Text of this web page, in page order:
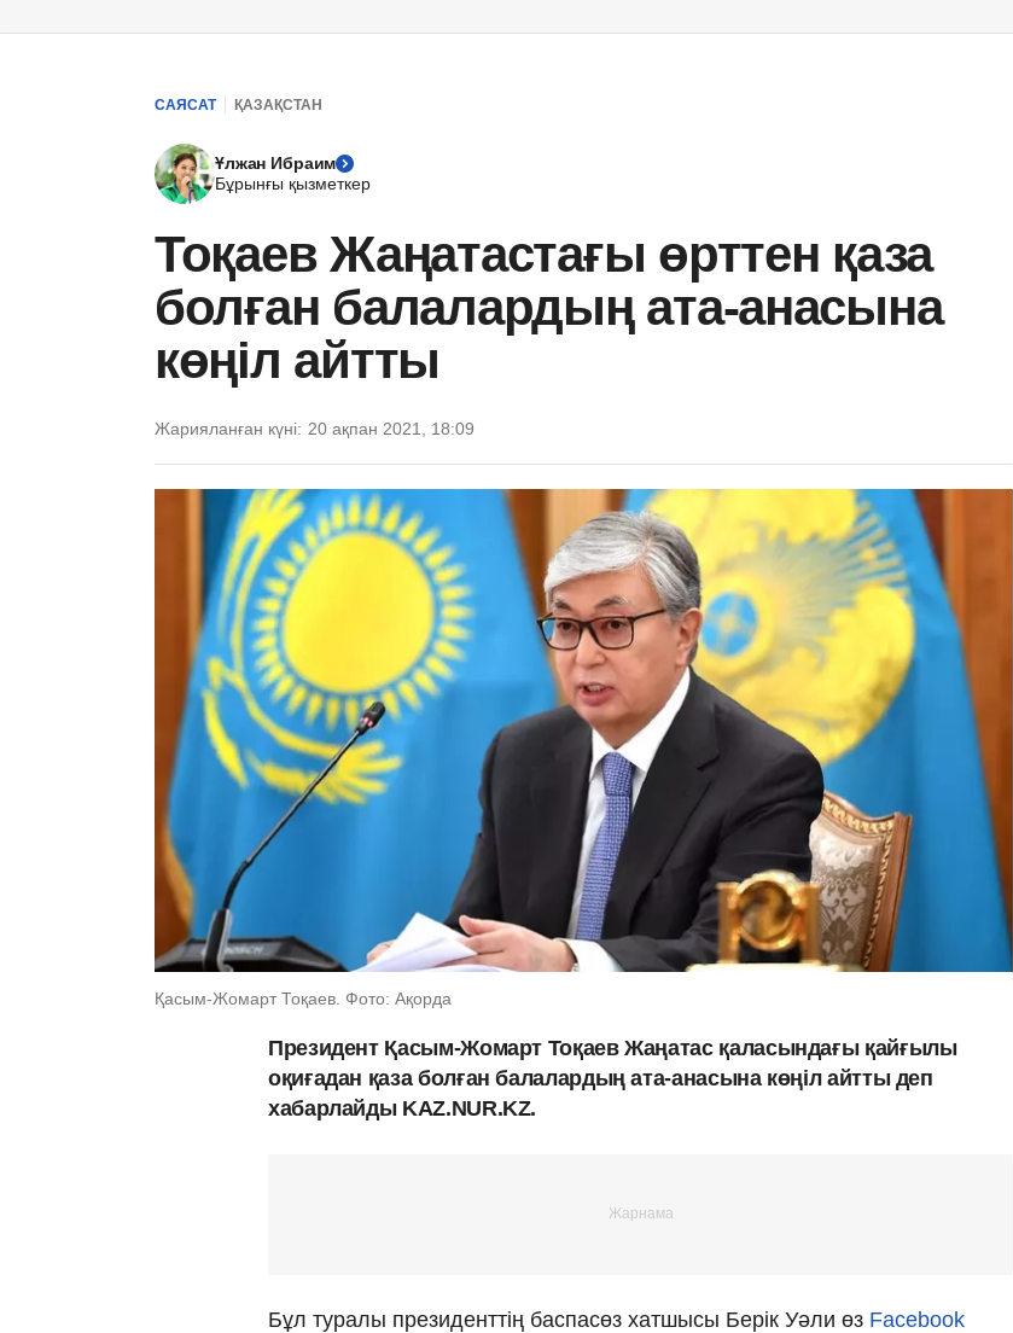
САЯСАТ ҚАЗАҚСТАН
Ұлжан Ибраим
Бұрынғы қызметкер
Тоқаев Жаңатастағы өрттен қаза
болған балалардың ата-анасына
көңіл айтты
Жарияланған күні: 20 ақпан 2021, 18:09
Қасым-Жомарт Тоқаев. Фото: Ақорда
Президент Қасым-Жомарт Тоқаев Жаңатас қаласындағы қайғылы
оқиғадан қаза болған балалардың ата-анасына көңіл айтты деп
хабарлайды KAZ.NUR.KZ.
Бұл туралы президенттің баспасөз хатшысы Берік Уәли өз Facebook